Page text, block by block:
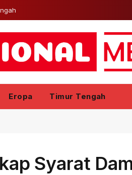
Eropa Timur Tengah
Syarat